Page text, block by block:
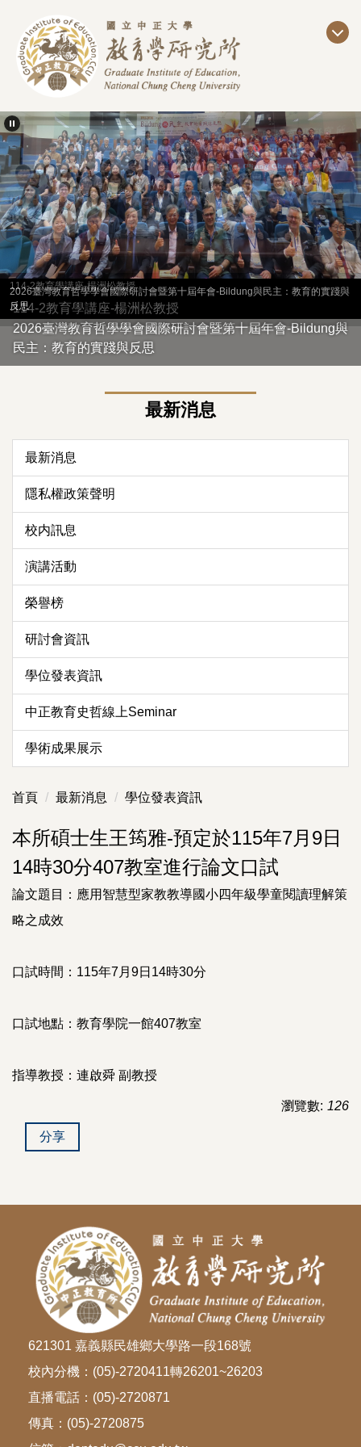
主
容
區
114-2教育學講座-楊洲松教授
114-2教育學講座-楊洲松教授
2026臺灣教育哲學學會國際研討會暨第十屆年會-Bildung與民主：教育的實踐與
反思
2026臺灣教育哲學學會國際研討會暨第十屆年會-Bildung與
民主：教育的實踐與反思
最新消息
最新消息
隱私權政策聲明
校内訊息
演講活動
榮譽榜
研討會資訊
學位發表資訊
中正教育史哲線上Seminar
學術成果展示
首頁 最新消息 學位發表資訊
本所碩士生王筠雅-預定於115年7月9日
14時30分407教室進行論文口試
論文題目：應用智慧型家教教導國小四年級學童閱讀理解策
略之成效
口試時間：115年7月9日14時30分
口試地點：教育學院一館407教室
指導教授：連啟舜 副教授
瀏覽數: 126
分享
621301 嘉義縣民雄鄉大學路一段168號
校內分機：(05)-2720411轉26201~26203
直播電話：(05)-2720871
傳真：(05)-2720875